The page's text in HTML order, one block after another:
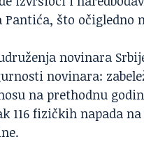
što očigledno
novinara
novinara:
na prethodnu
116 fizičkih napada